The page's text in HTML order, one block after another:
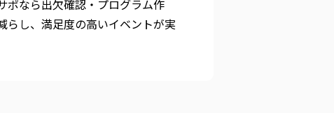
ポなら出欠確認・プログラム作
らし、満⾜度の⾼いイベントが実